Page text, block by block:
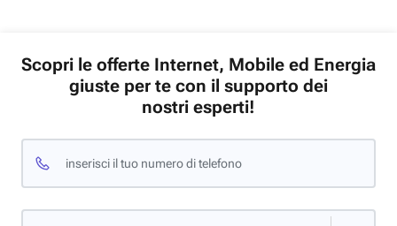
Scopri le offerte Internet, Mobile ed Energia
giuste per te con il supporto dei
nostri esperti!
inserisci il tuo numero di telefono